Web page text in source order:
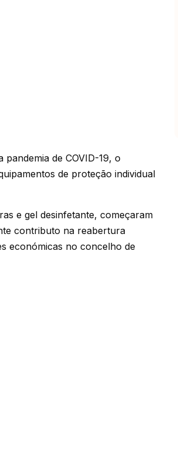
de COVID-19, o
de proteção individual
e gel desinfetante, começaram
contributo na reabertura
económicas no concelho de